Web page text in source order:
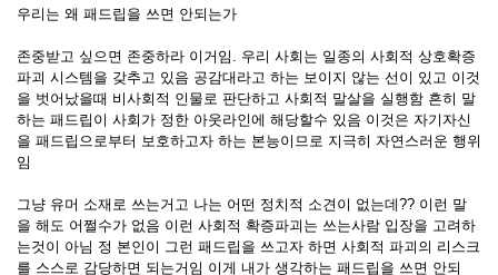
우리는 왜 패드립을 쓰면 안되는가
존중받고 싶으면 존중하라 이거임. 우리 사회는 일종의 사회적 상호확증
파괴 시스템을 갖추고 있음 공감대라고 하는 보이지 않는 선이 있고 이것
을 벗어났을때 비사회적 인물로 판단하고 사회적 말살을 실행함 흔히 말
하는 패드립이 사회가 정한 아웃라인에 해당할수 있음 이것은 자기자신
을 패드립으로부터 보호하고자 하는 본능이므로 지극히 자연스러운 행위
임
그냥 유머 소재로 쓰는거고 나는 어떤 정치적 소견이 없는데?? 이런 말
을 해도 어쩔수가 없음 이런 사회적 확증파괴는 쓰는사람 입장을 고려하
는것이 아님 정 본인이 그런 패드립을 쓰고자 하면 사회적 파괴의 리스크
를 스스로 감당하면 되는거임 이게 내가 생각하는 패드립을 쓰면 안되